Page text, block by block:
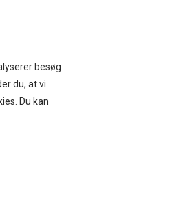
besøg
du, at vi
Du kan